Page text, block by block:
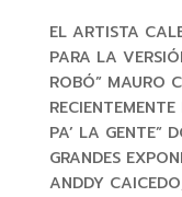
EL ARTISTA
PARA LA
ROBÓ” MAURO
PA’ LA GENTE”
GRANDES
ANDDY